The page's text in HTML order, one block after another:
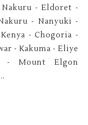
- Eldoret -
- Nanyuki -
- Chogoria -
- Kakuma - Eliye
- Mount Elgon